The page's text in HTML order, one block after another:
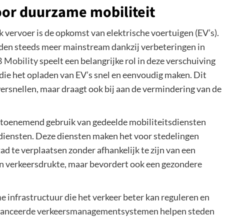
duurzame mobiliteit
is de opkomst van elektrische voertuigen (EV’s).
steeds meer mainstream dankzij verbeteringen in
Mobilityspeelt een belangrijke rol in deze verschuiving
het opladen van EV’s snel en eenvoudig maken. Dit
maar draagt ook bij aan de vermindering van de
gebruik van gedeelde mobiliteitsdiensten
Deze diensten maken het voor stedelingen
te verplaatsen zonder afhankelijk te zijn van een
maar bevordert ook een gezondere
infrastructuur die het verkeer beter kan reguleren en
verkeersmanagementsystemen helpen steden